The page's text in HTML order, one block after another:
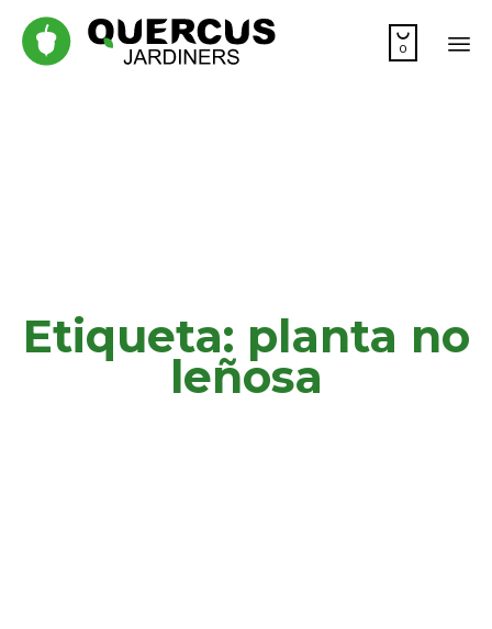

0
Etiqueta: planta no
leñosa